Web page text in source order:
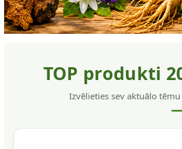
TOP produkti
Izvēlieties sev aktuālo